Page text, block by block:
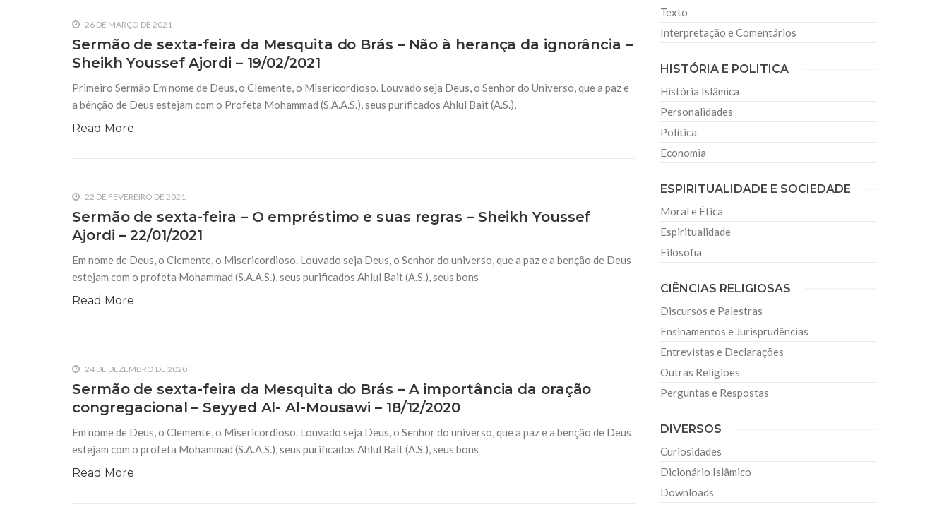
26 DE MARÇO DE 2021
Sermão de sexta-feira da Mesquita do Brás – Não à herança da ignorância –
Sheikh Youssef Ajordi – 19/02/2021
Primeiro Sermão Em nome de Deus, o Clemente, o Misericordioso. Louvado seja Deus, o Senhor do Universo, que a paz e
a bênção de Deus estejam com o Profeta Mohammad (S.A.A.S.), seus purificados Ahlul Bait (A.S.),
Read More
22 DE FEVEREIRO DE 2021
Sermão de sexta-feira – O empréstimo e suas regras – Sheikh Youssef
Ajordi – 22/01/2021
Em nome de Deus, o Clemente, o Misericordioso. Louvado seja Deus, o Senhor do universo, que a paz e a benção de Deus
estejam com o profeta Mohammad (S.A.A.S.), seus purificados Ahlul Bait (A.S.), seus bons
Read More
24 DE DEZEMBRO DE 2020
Sermão de sexta-feira da Mesquita do Brás – A importância da oração
congregacional – Seyyed Al- Al-Mousawi – 18/12/2020
Em nome de Deus, o Clemente, o Misericordioso. Louvado seja Deus, o Senhor do universo, que a paz e a benção de Deus
estejam com o profeta Mohammad (S.A.A.S.), seus purificados Ahlul Bait (A.S.), seus bons
Read More
Texto
Interpretação e Comentários
HISTÓRIA E POLITICA
História Islâmica
Personalidades
Política
Economia
ESPIRITUALIDADE E SOCIEDADE
Moral e Ética
Espiritualidade
Filosofia
CIÊNCIAS RELIGIOSAS
Discursos e Palestras
Ensinamentos e Jurisprudências
Entrevistas e Declarações
Outras Religiões
Perguntas e Respostas
DIVERSOS
Curiosidades
Dicionário Islâmico
Downloads